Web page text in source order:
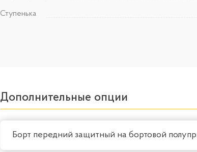
Ступенька
Дополнительные опции
Борт передний защитный на бортовой